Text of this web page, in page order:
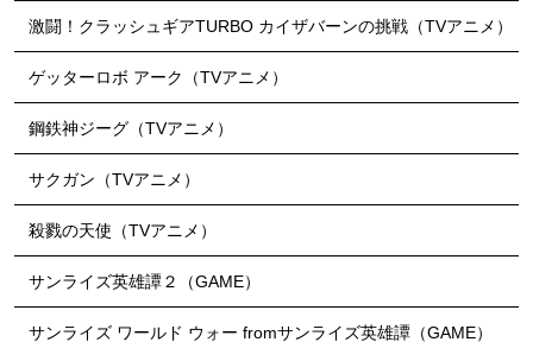
激闘！クラッシュギアTURBO カイザバーンの挑戦（TVアニメ）
ゲッターロボ アーク（TVアニメ）
鋼鉄神ジーグ（TVアニメ）
サクガン（TVアニメ）
殺戮の天使（TVアニメ）
サンライズ英雄譚２（GAME）
サンライズ ワールド ウォー fromサンライズ英雄譚（GAME）